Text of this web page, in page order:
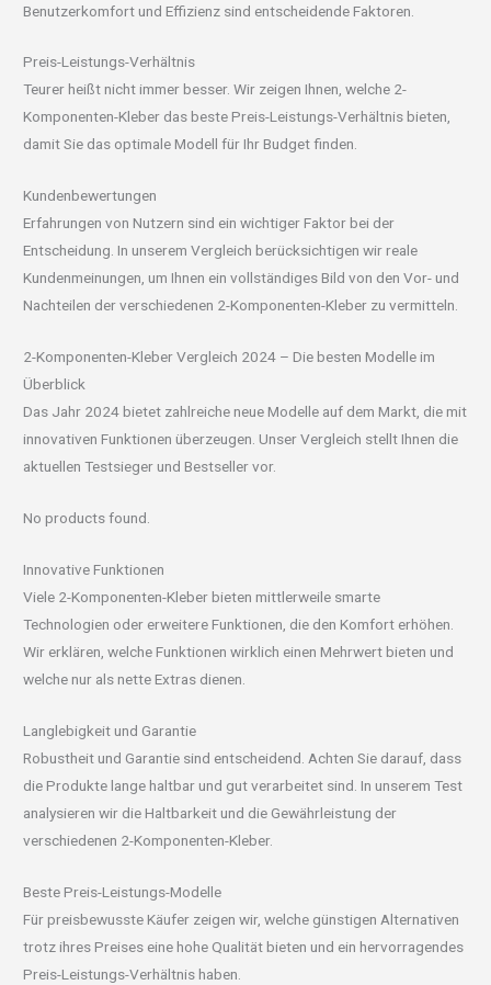
Benutzerkomfort und Effizienz sind entscheidende Faktoren.
Preis-Leistungs-Verhältnis
Teurer heißt nicht immer besser. Wir zeigen Ihnen, welche 2-
Komponenten-Kleber das beste Preis-Leistungs-Verhältnis bieten,
damit Sie das optimale Modell für Ihr Budget finden.
Kundenbewertungen
Erfahrungen von Nutzern sind ein wichtiger Faktor bei der
Entscheidung. In unserem Vergleich berücksichtigen wir reale
Kundenmeinungen, um Ihnen ein vollständiges Bild von den Vor- und
Nachteilen der verschiedenen 2-Komponenten-Kleber zu vermitteln.
2-Komponenten-Kleber Vergleich 2024 – Die besten Modelle im
Überblick
Das Jahr 2024 bietet zahlreiche neue Modelle auf dem Markt, die mit
innovativen Funktionen überzeugen. Unser Vergleich stellt Ihnen die
aktuellen Testsieger und Bestseller vor.
No products found.
Innovative Funktionen
Viele 2-Komponenten-Kleber bieten mittlerweile smarte
Technologien oder erweitere Funktionen, die den Komfort erhöhen.
Wir erklären, welche Funktionen wirklich einen Mehrwert bieten und
welche nur als nette Extras dienen.
Langlebigkeit und Garantie
Robustheit und Garantie sind entscheidend. Achten Sie darauf, dass
die Produkte lange haltbar und gut verarbeitet sind. In unserem Test
analysieren wir die Haltbarkeit und die Gewährleistung der
verschiedenen 2-Komponenten-Kleber.
Beste Preis-Leistungs-Modelle
Für preisbewusste Käufer zeigen wir, welche günstigen Alternativen
trotz ihres Preises eine hohe Qualität bieten und ein hervorragendes
Preis-Leistungs-Verhältnis haben.